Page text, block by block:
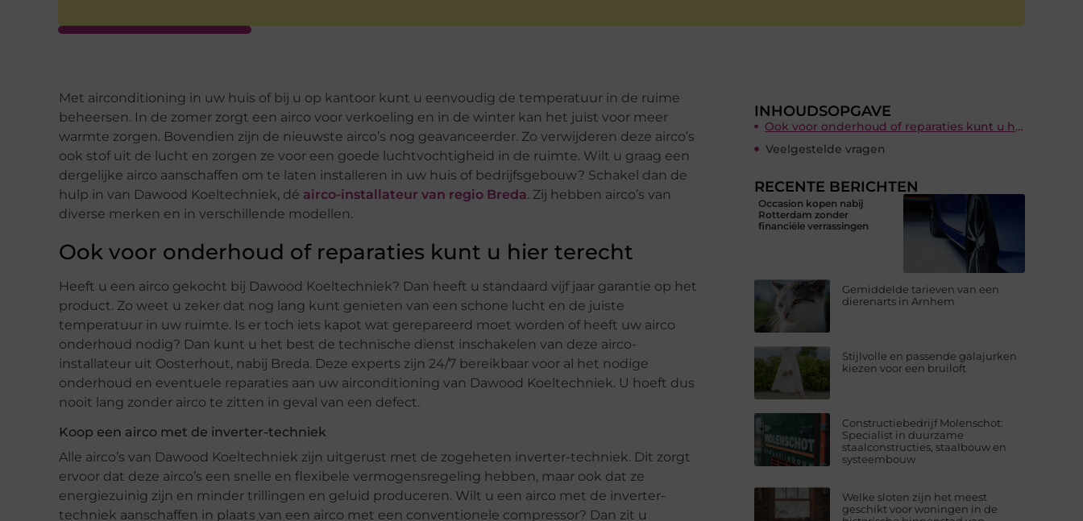
Met airconditioning in uw huis of bij u op kantoor kunt u eenvoudig de temperatuur in de ruime
beheersen. In de zomer zorgt een airco voor verkoeling en in de winter kan het juist voor meer
warmte zorgen. Bovendien zijn de nieuwste airco’s nog geavanceerder. Zo verwijderen deze airco’s
ook stof uit de lucht en zorgen ze voor een goede luchtvochtigheid in de ruimte. Wilt u graag een
dergelijke airco aanschaffen om te laten installeren in uw huis of bedrijfsgebouw? Schakel dan de
hulp in van Dawood Koeltechniek, dé airco-installateur van regio Breda. Zij hebben airco’s van
diverse merken en in verschillende modellen.
Ook voor onderhoud of reparaties kunt u hier terecht
Heeft u een airco gekocht bij Dawood Koeltechniek? Dan heeft u standaard vijf jaar garantie op het
product. Zo weet u zeker dat nog lang kunt genieten van een schone lucht en de juiste
temperatuur in uw ruimte. Is er toch iets kapot wat gerepareerd moet worden of heeft uw airco
onderhoud nodig? Dan kunt u het best de technische dienst inschakelen van deze airco-
installateur uit Oosterhout, nabij Breda. Deze experts zijn 24/7 bereikbaar voor al het nodige
onderhoud en eventuele reparaties aan uw airconditioning van Dawood Koeltechniek. U hoeft dus
nooit lang zonder airco te zitten in geval van een defect.
Koop een airco met de inverter-techniek
Alle airco’s van Dawood Koeltechniek zijn uitgerust met de zogeheten inverter-techniek. Dit zorgt
ervoor dat deze airco’s een snelle en flexibele vermogensregeling hebben, maar ook dat ze
energiezuinig zijn en minder trillingen en geluid produceren. Wilt u een airco met de inverter-
techniek aanschaffen in plaats van een airco met een conventionele compressor? Dan zit u
INHOUDSOPGAVE
Ook voor onderhoud of reparaties kunt u hier terecht
Veelgestelde vragen
RECENTE BERICHTEN
Occasion kopen nabij
Rotterdam zonder
financiële verrassingen
Gemiddelde tarieven van een
dierenarts in Arnhem
Stijlvolle en passende galajurken
kiezen voor een bruiloft
Constructiebedrijf Molenschot:
Specialist in duurzame
staalconstructies, staalbouw en
systeembouw
Welke sloten zijn het meest
geschikt voor woningen in de